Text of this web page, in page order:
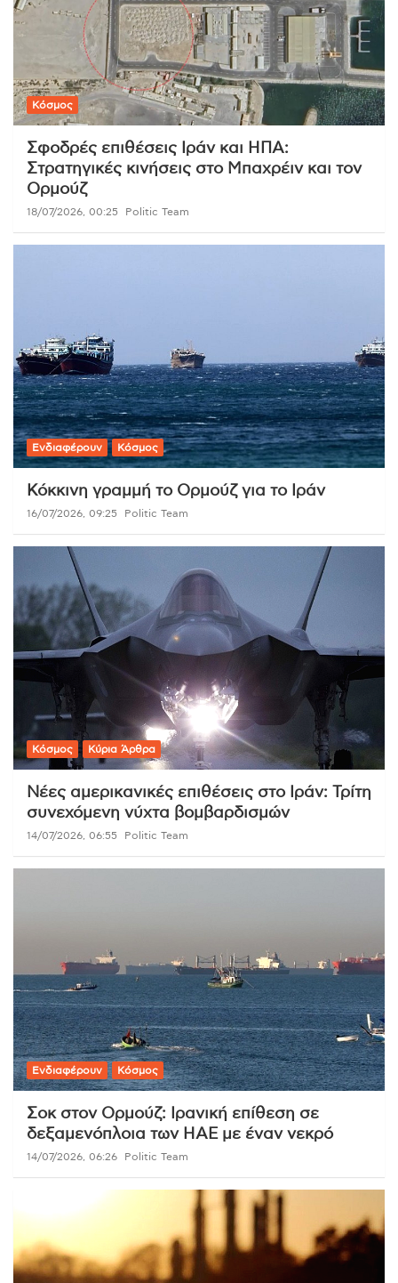
Κόσμος
Σφοδρές επιθέσεις Ιράν και ΗΠΑ:
Στρατηγικές κινήσεις στο Μπαχρέιν και τον
Ορμούζ
18/07/2026, 00:25 Politic Team
Ενδιαφέρουν Κόσμος
Κόκκινη γραμμή το Ορμούζ για το Ιράν
16/07/2026, 09:25 Politic Team
Κόσμος Κύρια Άρθρα
Νέες αμερικανικές επιθέσεις στο Ιράν: Τρίτη
συνεχόμενη νύχτα βομβαρδισμών
14/07/2026, 06:55 Politic Team
Ενδιαφέρουν Κόσμος
Σοκ στον Ορμούζ: Ιρανική επίθεση σε
δεξαμενόπλοια των ΗΑΕ με έναν νεκρό
14/07/2026, 06:26 Politic Team